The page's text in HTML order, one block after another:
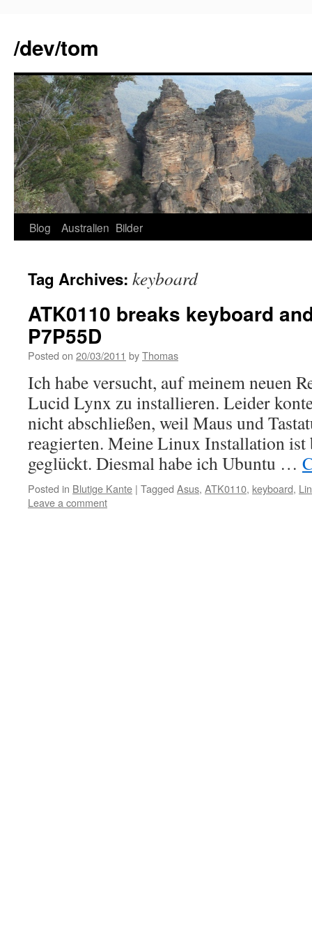
content
/dev/tom
Blog Australien Bilder
Tag Archives: keyboard
ATK0110 breaks keyboard
P7P55D
Posted on 20/03/2011 byThomas
Ich habe versucht, auf meinem neuen
Lucid Lynx zu installieren. Leider
nicht abschließen, weil Maus und
reagierten. Meine Linux Installation ist
geglückt. Diesmal habe ich Ubuntu …
Posted in Blutige Kante | Tagged Asus, ATK0110, keyboard,
Leave a comment